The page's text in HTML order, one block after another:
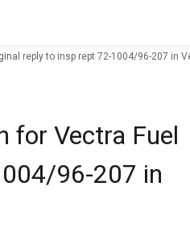
reply to insp rept 72-1004/96-207 in
for Vectra Fuel
96-207 in